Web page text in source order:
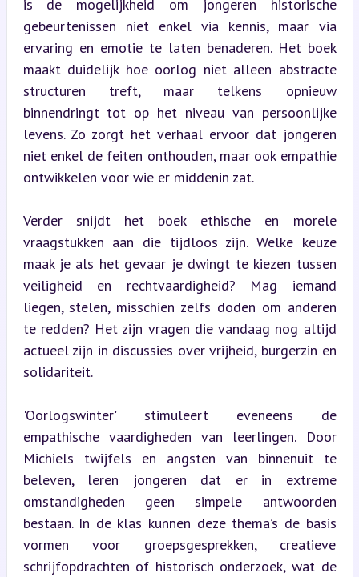
is de mogelijkheid om jongeren historische
gebeurtenissen niet enkel via kennis, maar via
ervaring en emotie te laten benaderen. Het boek
maakt duidelijk hoe oorlog niet alleen abstracte
structuren treft, maar telkens opnieuw
binnendringt tot op het niveau van persoonlijke
levens. Zo zorgt het verhaal ervoor dat jongeren
niet enkel de feiten onthouden, maar ook empathie
ontwikkelen voor wie er middenin zat.
Verder snijdt het boek ethische en morele
vraagstukken aan die tijdloos zijn. Welke keuze
maak je als het gevaar je dwingt te kiezen tussen
veiligheid en rechtvaardigheid? Mag iemand
liegen, stelen, misschien zelfs doden om anderen
te redden? Het zijn vragen die vandaag nog altijd
actueel zijn in discussies over vrijheid, burgerzin en
solidariteit.
'Oorlogswinter' stimuleert eveneens de
empathische vaardigheden van leerlingen. Door
Michiels twijfels en angsten van binnenuit te
beleven, leren jongeren dat er in extreme
omstandigheden geen simpele antwoorden
bestaan. In de klas kunnen deze thema’s de basis
vormen voor groepsgesprekken, creatieve
schrijfopdrachten of historisch onderzoek, wat de